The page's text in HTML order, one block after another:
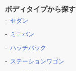
ボディタイプから探す
セダン
ミニバン
ハッチバック
ステーションワゴン